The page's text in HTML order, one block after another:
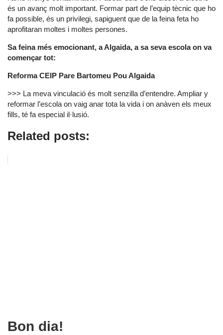
és un avanç molt important. Formar part de l’equip tècnic que ho
fa possible, és un privilegi, sapiguent que de la feina feta ho
aprofitaran moltes i moltes persones.
Sa feina més emocionant, a Algaida, a sa seva escola on va
començar tot:
Reforma CEIP Pare Bartomeu Pou Algaida
>>> La meva vinculació és molt senzilla d’entendre. Ampliar y
reformar l’escola on vaig anar tota la vida i on anàven els meux
fills, té fa especial il·lusió.
Related posts:
Bon dia!